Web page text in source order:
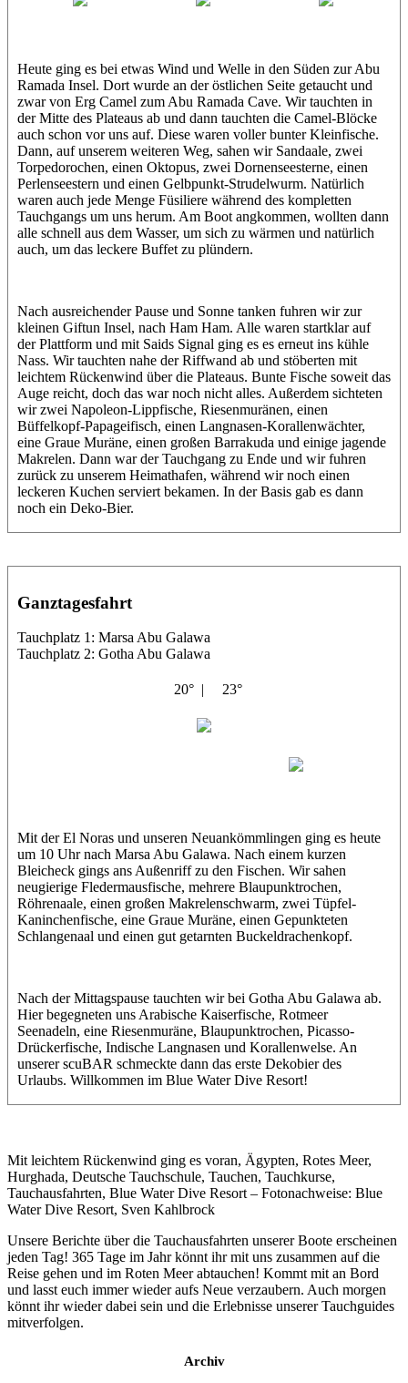
Heute ging es bei etwas Wind und Welle in den Süden zur Abu
Ramada Insel. Dort wurde an der östlichen Seite getaucht und
zwar von Erg Camel zum Abu Ramada Cave. Wir tauchten in
der Mitte des Plateaus ab und dann tauchten die Camel-Blöcke
auch schon vor uns auf. Diese waren voller bunter Kleinfische.
Dann, auf unserem weiteren Weg, sahen wir Sandaale, zwei
Torpedorochen, einen Oktopus, zwei Dornenseesterne, einen
Perlenseestern und einen Gelbpunkt-Strudelwurm. Natürlich
waren auch jede Menge Füsiliere während des kompletten
Tauchgangs um uns herum. Am Boot angkommen, wollten dann
alle schnell aus dem Wasser, um sich zu wärmen und natürlich
auch, um das leckere Buffet zu plündern.
Nach ausreichender Pause und Sonne tanken fuhren wir zur
kleinen Giftun Insel, nach Ham Ham. Alle waren startklar auf
der Plattform und mit Saids Signal ging es es erneut ins kühle
Nass. Wir tauchten nahe der Riffwand ab und stöberten mit
leichtem Rückenwind über die Plateaus. Bunte Fische soweit das
Auge reicht, doch das war noch nicht alles. Außerdem sichteten
wir zwei Napoleon-Lippfische, Riesenmuränen, einen
Büffelkopf-Papageifisch, einen Langnasen-Korallenwächter,
eine Graue Muräne, einen großen Barrakuda und einige jagende
Makrelen. Dann war der Tauchgang zu Ende und wir fuhren
zurück zu unserem Heimathafen, während wir noch einen
leckeren Kuchen serviert bekamen. In der Basis gab es dann
noch ein Deko-Bier.
Ganztagesfahrt
Tauchplatz 1: Marsa Abu Galawa
Tauchplatz 2: Gotha Abu Galawa
20° | 23°
Mit der El Noras und unseren Neuankömmlingen ging es heute
um 10 Uhr nach Marsa Abu Galawa. Nach einem kurzen
Bleicheck gings ans Außenriff zu den Fischen. Wir sahen
neugierige Fledermausfische, mehrere Blaupunktrochen,
Röhrenaale, einen großen Makrelenschwarm, zwei Tüpfel-
Kaninchenfische, eine Graue Muräne, einen Gepunkteten
Schlangenaal und einen gut getarnten Buckeldrachenkopf.
Nach der Mittagspause tauchten wir bei Gotha Abu Galawa ab.
Hier begegneten uns Arabische Kaiserfische, Rotmeer
Seenadeln, eine Riesenmuräne, Blaupunktrochen, Picasso-
Drückerfische, Indische Langnasen und Korallenwelse. An
unserer scuBAR schmeckte dann das erste Dekobier des
Urlaubs. Willkommen im Blue Water Dive Resort!
Mit leichtem Rückenwind ging es voran, Ägypten, Rotes Meer,
Hurghada, Deutsche Tauchschule, Tauchen, Tauchkurse,
Tauchausfahrten, Blue Water Dive Resort – Fotonachweise: Blue
Water Dive Resort, Sven Kahlbrock
Unsere Berichte über die Tauchausfahrten unserer Boote erscheinen
jeden Tag! 365 Tage im Jahr könnt ihr mit uns zusammen auf die
Reise gehen und im Roten Meer abtauchen! Kommt mit an Bord
und lasst euch immer wieder aufs Neue verzaubern. Auch morgen
könnt ihr wieder dabei sein und die Erlebnisse unserer Tauchguides
mitverfolgen.
Archiv